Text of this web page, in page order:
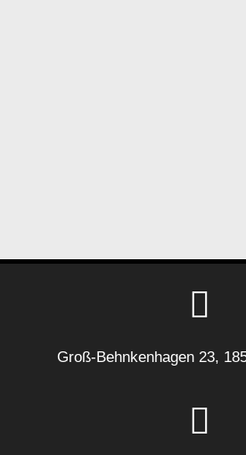
Groß-Behnkenhagen 23,